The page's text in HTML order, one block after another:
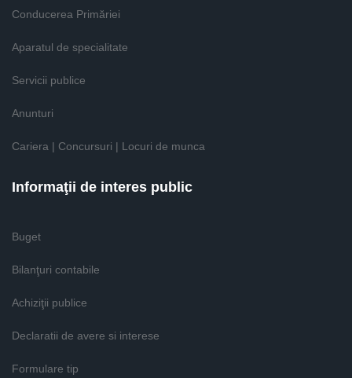
Conducerea Primăriei
Aparatul de specialitate
Servicii publice
Anunturi
Cariera | Concursuri | Locuri de munca
Informaţii de interes public
Buget
Bilanţuri contabile
Achiziţii publice
Declaratii de avere si interese
Formulare tip